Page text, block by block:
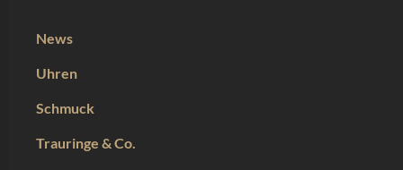
News
Uhren
Schmuck
Trauringe & Co.